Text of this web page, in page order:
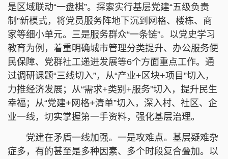
是区域联动“一盘棋”。探索实行基层党建“五级负责
制”新模式，将党员服务阵地下沉到网格、楼栋、商
家等细小单元。三是服务群众“一条链”。以党史学习
教育为例，着重明确城市管理分类提升、办公服务便
民保障、党群社工递进发展等6个方面重点工作。通
过调研课题“三线切入”，从“产业+区块+项目”切入，
力推经济发展；从“需求+类别+服务”切入，提升民生
幸福；从“党建+网格+清单”切入，深入村、社区、企
业一线，切实掌握第一手资料，强化基层治理。
党建在矛盾一线加强。一是攻难点。基层疑难杂
症多，有的甚至是多种因素、多个时段复合叠加。以